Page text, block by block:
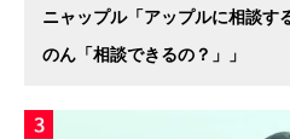
ニャップル「アップルに相談す
のん「相談できるの？」」